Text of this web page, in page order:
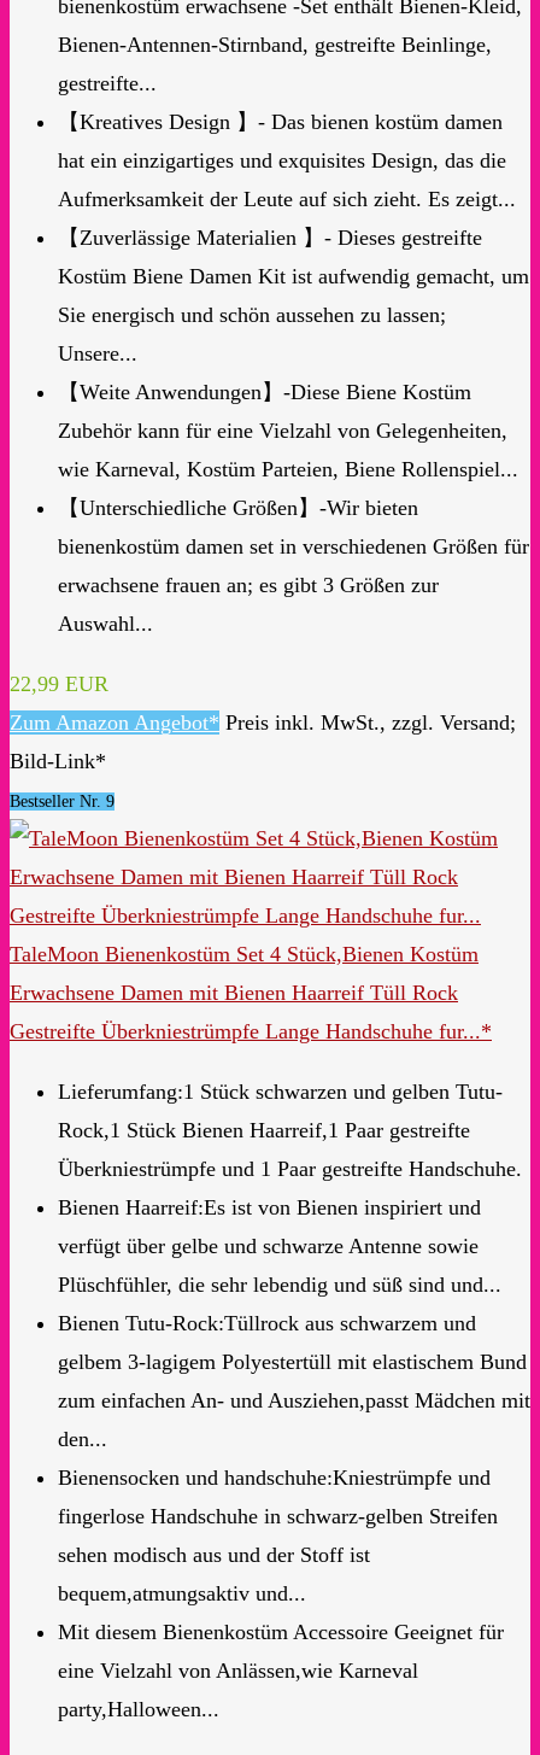
bienenkostüm erwachsene -Set enthält Bienen-Kleid,
Bienen-Antennen-Stirnband, gestreifte Beinlinge,
gestreifte...
【Kreatives Design 】- Das bienen kostüm damen
hat ein einzigartiges und exquisites Design, das die
Aufmerksamkeit der Leute auf sich zieht. Es zeigt...
【Zuverlässige Materialien 】- Dieses gestreifte
Kostüm Biene Damen Kit ist aufwendig gemacht, um
Sie energisch und schön aussehen zu lassen;
Unsere...
【Weite Anwendungen】-Diese Biene Kostüm
Zubehör kann für eine Vielzahl von Gelegenheiten,
wie Karneval, Kostüm Parteien, Biene Rollenspiel...
【Unterschiedliche Größen】-Wir bieten
bienenkostüm damen set in verschiedenen Größen für
erwachsene frauen an; es gibt 3 Größen zur
Auswahl...
22,99 EUR
Zum Amazon Angebot* Preis inkl. MwSt., zzgl. Versand;
Bild-Link*
Bestseller Nr. 9
TaleMoon Bienenkostüm Set 4 Stück,Bienen Kostüm
Erwachsene Damen mit Bienen Haarreif Tüll Rock
Gestreifte Überkniestrümpfe Lange Handschuhe fur...*
Lieferumfang:1 Stück schwarzen und gelben Tutu-
Rock,1 Stück Bienen Haarreif,1 Paar gestreifte
Überkniestrümpfe und 1 Paar gestreifte Handschuhe.
Bienen Haarreif:Es ist von Bienen inspiriert und
verfügt über gelbe und schwarze Antenne sowie
Plüschfühler, die sehr lebendig und süß sind und...
Bienen Tutu-Rock:Tüllrock aus schwarzem und
gelbem 3-lagigem Polyestertüll mit elastischem Bund
zum einfachen An- und Ausziehen,passt Mädchen mit
den...
Bienensocken und handschuhe:Kniestrümpfe und
fingerlose Handschuhe in schwarz-gelben Streifen
sehen modisch aus und der Stoff ist
bequem,atmungsaktiv und...
Mit diesem Bienenkostüm Accessoire Geeignet für
eine Vielzahl von Anlässen,wie Karneval
party,Halloween...